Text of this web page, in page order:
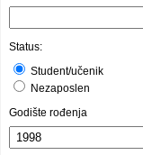
Status:
Student/učenik
Nezaposlen
Godište rođenja